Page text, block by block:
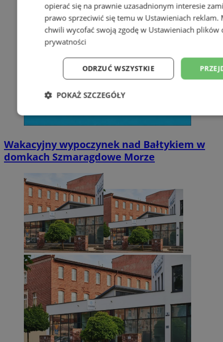
Wakacyjny wypoczynek nad Bałtykiem w
domkach Szmaragdowe Morze
opierać się na prawnie uzasadnionym interesie
prawo sprzeciwić się temu w Ustawieniach reklam.
chwili wycofać swoją zgodę w Ustawieniach plików
prywatności
ODRZUĆ WSZYSTKIE
POKAŻ SZCZEGÓŁY
Niezbędne Wydajność
Niesklasyfikowane
Niezbędne Wydajność Targetowanie
Niezbędne pliki cookie umożliwiają korzystanie z podstawowych
takich jak logowanie użytkownika i zarządzanie kontem. Bez
można prawidłowo korzystać ze strony internetowej.
Nazwa
Provider/
Domena
SessID
QeSessID zabrze.com.pl